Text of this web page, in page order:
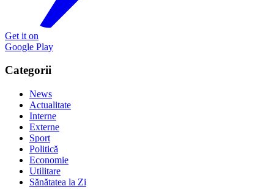
Get it on
Google Play
Categorii
News
Actualitate
Interne
Externe
Sport
Politică
Economie
Utilitare
Sănătatea la Zi